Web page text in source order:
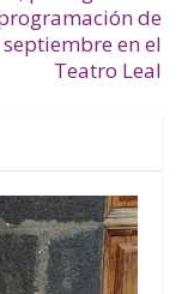
de
septiembre en el
Teatro Leal